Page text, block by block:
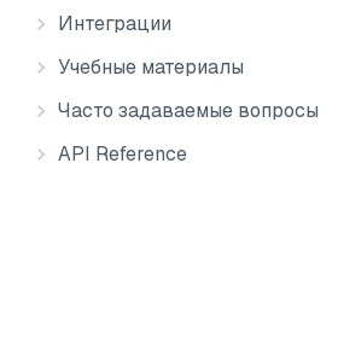
Интеграции
Учебные материалы
Часто задаваемые вопросы
API Reference